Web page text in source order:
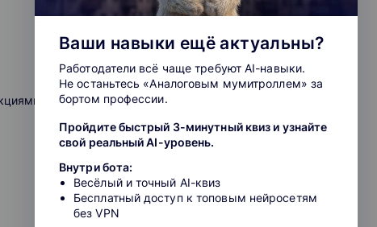
и срок обучения, чтобы обрести новые полезные навыки
знания от экспертов в дизайне и обучение с упором на
Ваши навыки ещё актуальны?
Работодатели всё чаще требуют AI-навыки.
Не останьтесь «Аналоговым мумитроллем» за
бортом профессии.
Пройдите быстрый 3-минутный квиз и узнайте
свой реальный AI-уровень.
Внутри бота:
Весёлый и точный AI-квиз
Бесплатный доступ к топовым нейросетям
без VPN